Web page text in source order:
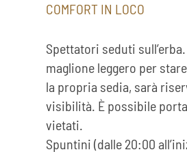
COMFORT IN LOCO
Spettatori seduti
maglione leggero per
la propria sedia, sarà
visibilità. È possibile
vietati.
Spuntini (dalle 20:00